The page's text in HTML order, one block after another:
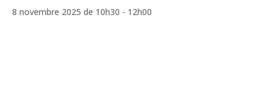
8 novembre 2025 de 10h30 - 12h00